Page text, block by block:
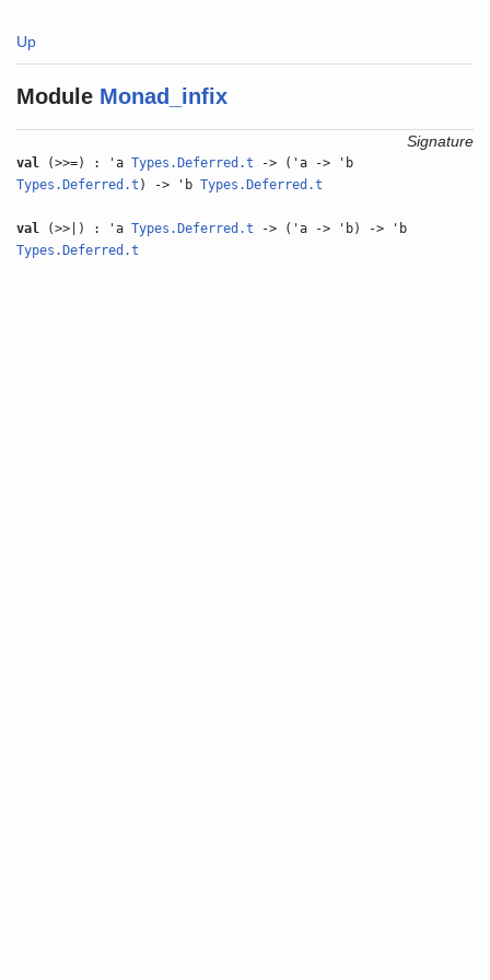
Up
Module Monad_infix
Signature
val (>>=) : 'aTypes.Deferred.t -> ('a -> 'b
Types.Deferred.t ) -> 'bTypes.Deferred.t
val (>>|) : 'aTypes.Deferred.t -> ('a -> 'b) -> 'b
Types.Deferred.t